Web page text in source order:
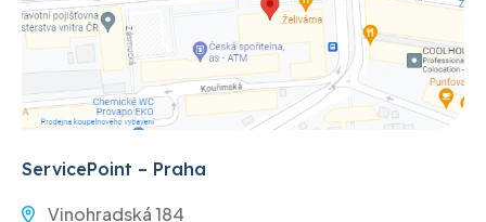
ServicePoint – Praha
Vinohradská 184